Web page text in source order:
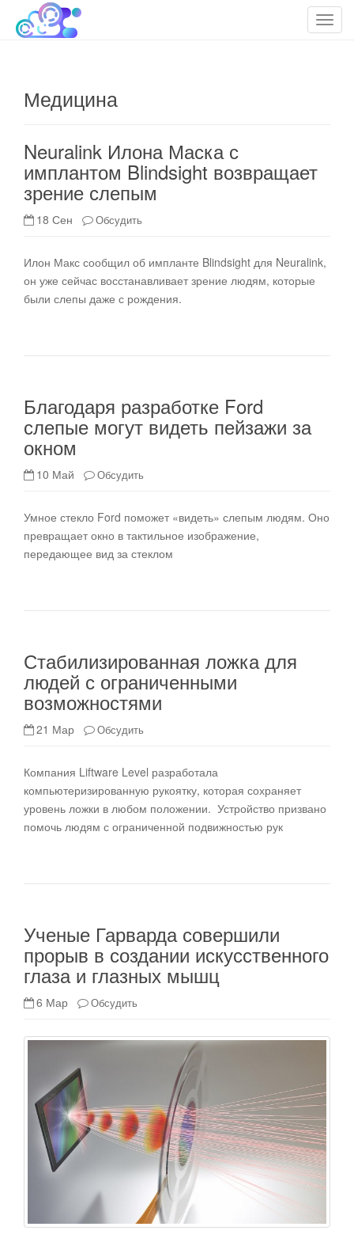
T
Облако технологий
cloudteh.ru
Медицина
Neuralink Илона Маска с
имплантом Blindsight возвращает
зрение слепым
18 Сен Обсудить
​Илон Макс сообщил об импланте Blindsight для Neuralink,
он уже сейчас восстанавливает зрение людям, которые
были слепы даже с рождения.
Благодаря разработке Ford
слепые могут видеть пейзажи за
окном
10 Май Обсудить
Умное стекло Ford поможет «видеть» слепым людям. Оно
превращает окно в тактильное изображение,
передающее вид за стеклом
Стабилизированная ложка для
людей с ограниченными
возможностями
21 Мар Обсудить
Компания Liftware Level разработала
компьютеризированную рукоятку, которая сохраняет
уровень ложки в любом положении. Устройство призвано
помочь людям с ограниченной подвижностью рук
Ученые Гарварда совершили
прорыв в создании искусственного
глаза и глазных мышц
6 Мар Обсудить